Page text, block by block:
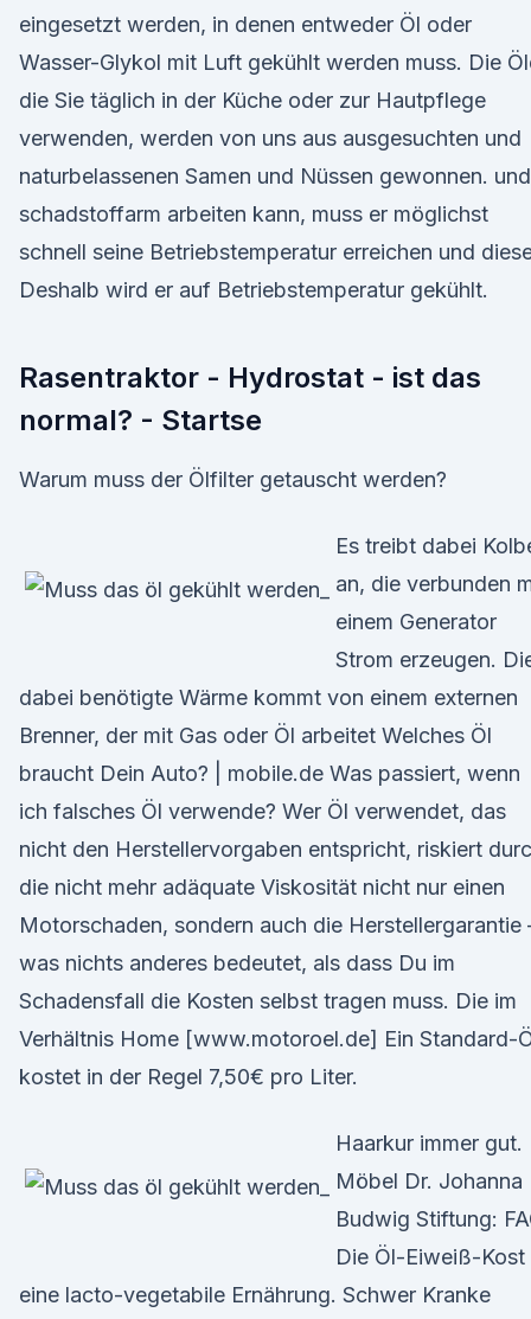
eingesetzt werden, in denen entweder Öl oder
Wasser-Glykol mit Luft gekühlt werden muss. Die
die Sie täglich in der Küche oder zur Hautpflege
verwenden, werden von uns aus ausgesuchten und
naturbelassenen Samen und Nüssen gewonnen. und
schadstoffarm arbeiten kann, muss er möglichst
schnell seine Betriebstemperatur erreichen und
Deshalb wird er auf Betriebstemperatur gekühlt.
Rasentraktor - Hydrostat - ist das
normal? - Startse
Warum muss der Ölfilter getauscht werden?
Es treibt dabei
an, die verbunden
einem Generator
Strom erzeugen.
dabei benötigte Wärme kommt von einem externen
Brenner, der mit Gas oder Öl arbeitet Welches Öl
braucht Dein Auto? | mobile.de Was passiert, wenn
ich falsches Öl verwende? Wer Öl verwendet, das
nicht den Herstellervorgaben entspricht, riskiert
die nicht mehr adäquate Viskosität nicht nur einen
Motorschaden, sondern auch die Herstellergarantie
was nichts anderes bedeutet, als dass Du im
Schadensfall die Kosten selbst tragen muss. Die im
Verhältnis Home [www.motoroel.de] Ein Standard-
kostet in der Regel 7,50€ pro Liter.
Haarkur immer gut.
Möbel Dr. Johanna
Budwig Stiftung:
Die Öl-Eiweiß-Kost
eine lacto-vegetabile Ernährung. Schwer Kranke